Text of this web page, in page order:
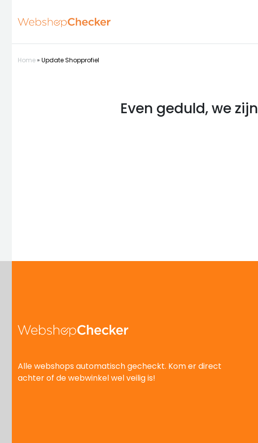
Home» Update Shopprofiel
Even geduld, we zijn
Alle webshops automatisch gecheckt. Kom er direct
achter of de webwinkel wel veilig is!